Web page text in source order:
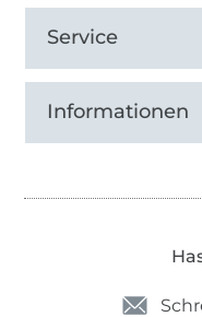
Service
Informationen